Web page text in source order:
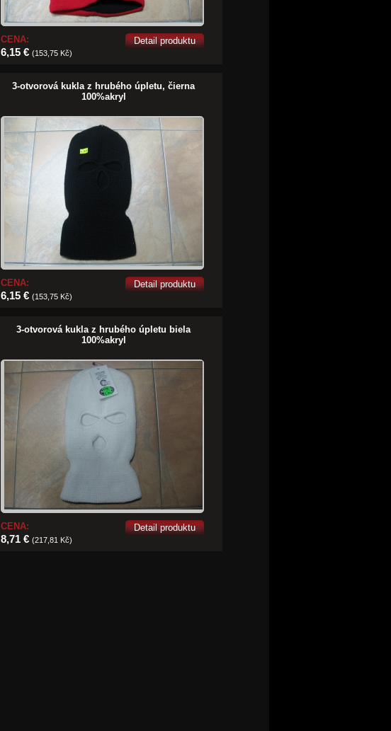
CENA:
6,15 €(153,75 Kč)
Detail produktu
3-otvorová kukla z hrubého úpletu, čierna
100%akryl
CENA:
6,15 €(153,75 Kč)
Detail produktu
3-otvorová kukla z hrubého úpletu biela
100%akryl
CENA:
8,71 €(217,81 Kč)
Detail produktu